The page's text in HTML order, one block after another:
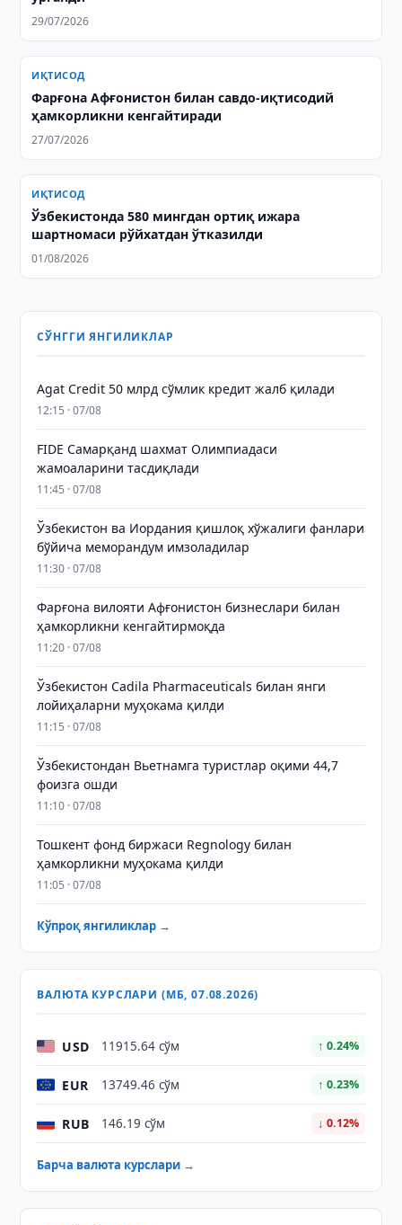
29/07/2026
ИҚТИСОД
Фарғона Афғонистон билан савдо-иқтисодий
ҳамкорликни кенгайтиради
27/07/2026
ИҚТИСОД
Ўзбекистонда 580 мингдан ортиқ ижара
шартномаси рўйхатдан ўтказилди
01/08/2026
СЎНГГИ ЯНГИЛИКЛАР
Agat Credit 50 млрд сўмлик кредит жалб қилади
12:15 · 07/08
FIDE Самарқанд шахмат Олимпиадаси
жамоаларини тасдиқлади
11:45 · 07/08
Ўзбекистон ва Иордания қишлоқ хўжалиги фанлари
бўйича меморандум имзоладилар
11:30 · 07/08
Фарғона вилояти Афғонистон бизнеслари билан
ҳамкорликни кенгайтирмоқда
11:20 · 07/08
Ўзбекистон Cadila Pharmaceuticals билан янги
лойиҳаларни муҳокама қилди
11:15 · 07/08
Ўзбекистондан Вьетнамга туристлар оқими 44,7
фоизга ошди
11:10 · 07/08
Тошкент фонд биржаси Regnology билан
ҳамкорликни муҳокама қилди
11:05 · 07/08
Кўпроқ янгиликлар →
ВАЛЮТА КУРСЛАРИ (МБ, 07.08.2026)
USD 11915.64 сўм ↑ 0.24%
EUR 13749.46 сўм ↑ 0.23%
RUB 146.19 сўм ↓ 0.12%
Барча валюта курслари →